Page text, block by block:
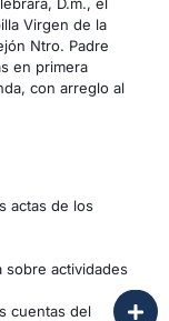
Virgen de la
Ntro. Padre
en primera
con arreglo al
actas de los
sobre actividades
cuentas del